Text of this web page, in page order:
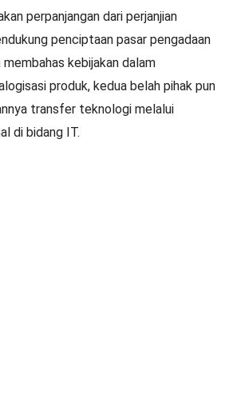
perpanjangan dari perjanjian
penciptaan pasar pengadaan
kebijakan dalam
produk, kedua belah pihak pun
transfer teknologi melalui
di bidang IT.